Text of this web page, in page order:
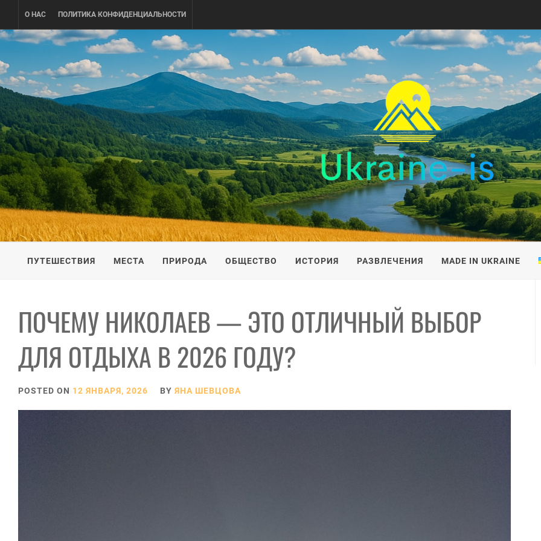
content
О НАС ПОЛИТИКА КОНФИДЕНЦИАЛЬНОСТИ
UKRAINE-IS
ПУТЕШЕСТВИЕ ПО УКРАИНЕ
ПУТЕШЕСТВИЯ МЕСТА ПРИРОДА ОБЩЕСТВО ИСТОРИЯ РАЗВЛЕЧЕНИЯ MADE IN UKRAINE
ПОЧЕМУ НИКОЛАЕВ — ЭТО ОТЛИЧНЫЙ ВЫБОР
ДЛЯ ОТДЫХА В 2026 ГОДУ?
POSTED ON 12 ЯНВАРЯ, 2026 BY ЯНА ШЕВЦОВА